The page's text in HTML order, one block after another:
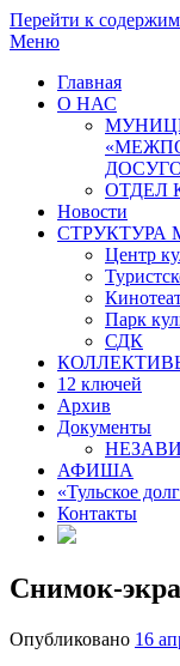
Перейти к
Меню
Главная
О НАС
ОТДЕЛ
Новости
СТРУКТУРА
Центр
Парк
СДК
12 ключей
Архив
Документы
АФИША
«Тульское
Контакты
Снимок-
Опубликовано 16